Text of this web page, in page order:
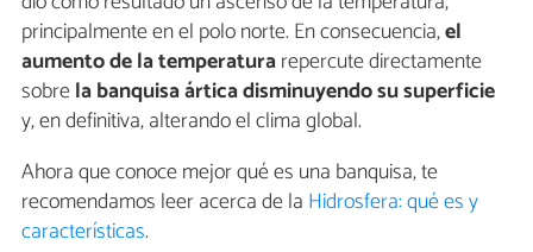
principalmente en el polo norte. En consecuencia,el
aumento de la temperaturarepercute directamente
sobrela banquisa ártica disminuyendo su superficie
y, en definitiva, alterando el clima global.
Ahora que conoce mejor qué es una banquisa, te
recomendamos leer acerca de la Hidrosfera: qué es y
características.